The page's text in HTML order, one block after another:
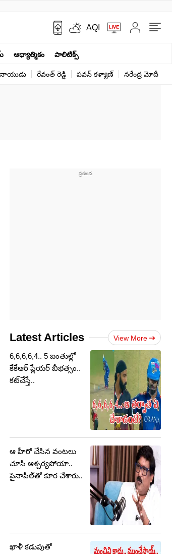
AQI
ఆధ్యాత్మికం పాలిటిక్స్‌
నాయుడు రేవంత్ రెడ్డి పవన్ కళ్యాణ్ నరేంద్ర మోదీ
Latest Articles View More
6,6,6,6,4.. 5 బంతుల్లో
కేకేఆర్ ప్లేయర్ బీభత్సం..
కట్‌చేస్తే..
ఆ హీరో చేసిన వంటలు
చూసి ఆశ్చర్యపోయా..
పైనాపిల్‏తో కూర చేశారు..
ఖాళీ కడుపుతో